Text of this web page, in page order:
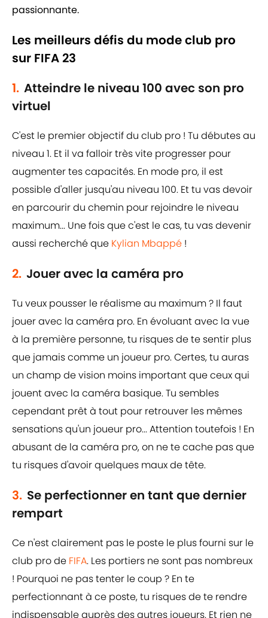
passionnante.
Les meilleurs défis du mode club pro
sur FIFA 23
1. Atteindre le niveau 100 avec son pro
virtuel
C'est le premier objectif du club pro ! Tu débutes au
niveau 1. Et il va falloir très vite progresser pour
augmenter tes capacités. En mode pro, il est
possible d'aller jusqu'au niveau 100. Et tu vas devoir
en parcourir du chemin pour rejoindre le niveau
maximum... Une fois que c'est le cas, tu vas devenir
aussi recherché que Kylian Mbappé !
2. Jouer avec la caméra pro
Tu veux pousser le réalisme au maximum ? Il faut
jouer avec la caméra pro. En évoluant avec la vue
à la première personne, tu risques de te sentir plus
que jamais comme un joueur pro. Certes, tu auras
un champ de vision moins important que ceux qui
jouent avec la caméra basique. Tu sembles
cependant prêt à tout pour retrouver les mêmes
sensations qu'un joueur pro... Attention toutefois ! En
abusant de la caméra pro, on ne te cache pas que
tu risques d'avoir quelques maux de tête.
3. Se perfectionner en tant que dernier
rempart
Ce n'est clairement pas le poste le plus fourni sur le
club pro de FIFA. Les portiers ne sont pas nombreux
! Pourquoi ne pas tenter le coup ? En te
perfectionnant à ce poste, tu risques de te rendre
indispensable auprès des autres joueurs. Et rien ne